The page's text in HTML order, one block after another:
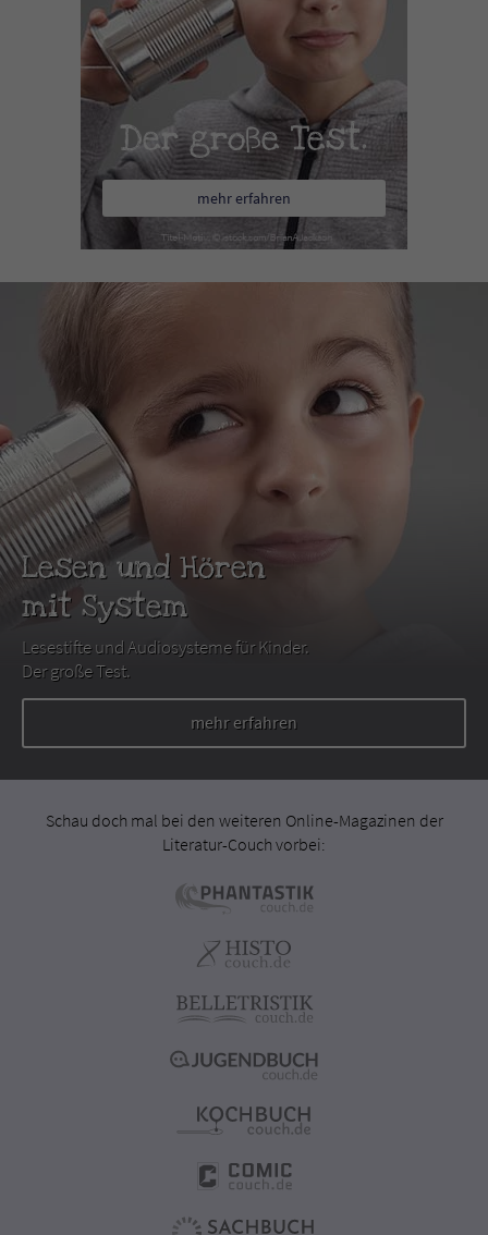
Der große Test.
mehr erfahren
Lesen und Hören
mit System
Lesestifte und Audiosysteme für Kinder.
Der große Test.
mehr erfahren
Schau doch mal bei den weiteren Online-Magazinen der
Literatur-Couch vorbei: